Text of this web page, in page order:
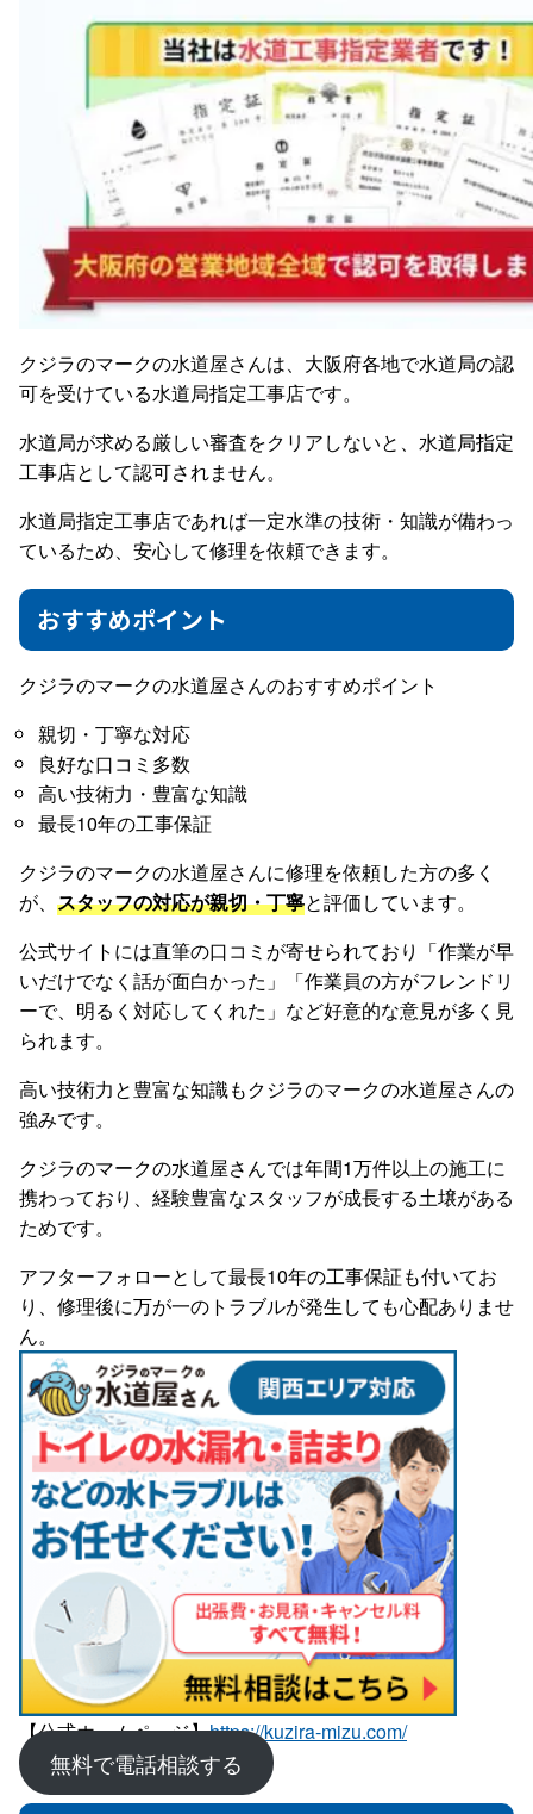
クジラのマークの水道屋さんは、大阪府各地で水道局の認
可を受けている水道局指定工事店です。
水道局が求める厳しい審査をクリアしないと、水道局指定
工事店として認可されません。
水道局指定工事店であれば一定水準の技術・知識が備わっ
ているため、安心して修理を依頼できます。
おすすめポイント
クジラのマークの水道屋さんのおすすめポイント
親切・丁寧な対応
良好な口コミ多数
高い技術力・豊富な知識
最長10年の工事保証
クジラのマークの水道屋さんに修理を依頼した方の多く
が、 スタッフの対応が親切・丁寧と評価しています。
公式サイトには直筆の口コミが寄せられており「作業が早
いだけでなく話が面白かった」「作業員の方がフレンドリ
ーで、明るく対応してくれた」など好意的な意見が多く見
られます。
高い技術力と豊富な知識もクジラのマークの水道屋さんの
強みです。
クジラのマークの水道屋さんでは年間1万件以上の施工に
携わっており、経験豊富なスタッフが成長する土壌がある
ためです。
アフターフォローとして最長10年の工事保証も付いてお
り、修理後に万が一のトラブルが発生しても心配ありませ
ん。
【公式ホームページ】https://kuzira-mizu.com/
無料で電話相談する